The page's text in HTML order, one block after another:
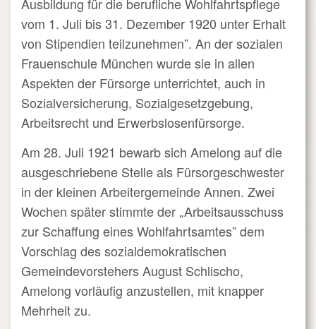
vom 1. Juli bis 31. Dezember 1920 unter Erhalt
von Stipendien teilzunehmen”. An der sozialen
Frauenschule München wurde sie in allen
Aspekten der Fürsorge unterrichtet, auch in
Sozialversicherung, Sozialgesetzgebung,
Arbeitsrecht und Erwerbslosenfürsorge.
Am 28. Juli 1921 bewarb sich Amelong auf die
ausgeschriebene Stelle als Fürsorgeschwester
in der kleinen Arbeitergemeinde Annen. Zwei
Wochen später stimmte der „Arbeitsausschuss
zur Schaffung eines Wohlfahrtsamtes” dem
Vorschlag des sozialdemokratischen
Gemeindevorstehers August Schlischo,
Amelong vorläufig anzustellen, mit knapper
Mehrheit zu.